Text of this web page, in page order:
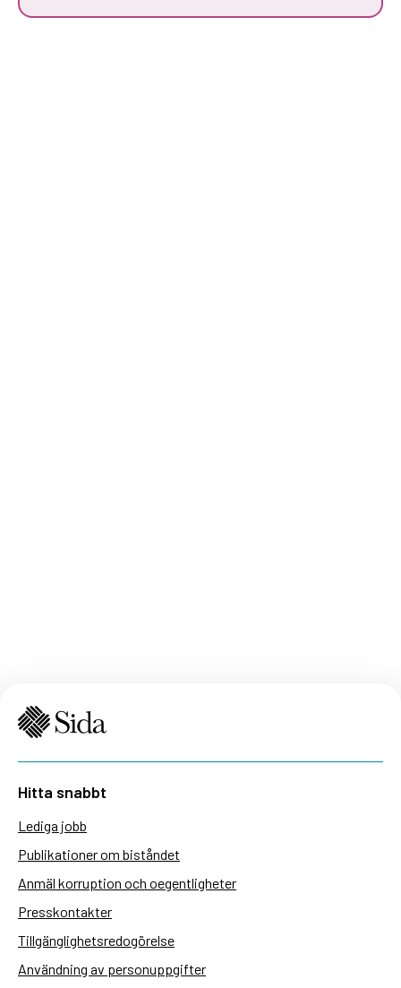
Hitta snabbt
Lediga jobb
Publikationer om biståndet
Anmäl korruption och oegentligheter
Presskontakter
Tillgänglighetsredogörelse
Användning av personuppgifter